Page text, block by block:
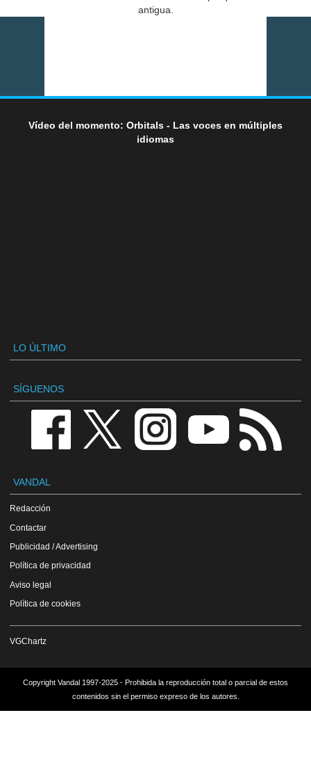
antigua.
Vídeo del momento: Orbitals - Las voces en múltiples
idiomas
LO ÚLTIMO
SÍGUENOS
VANDAL
Redacción
Contactar
Publicidad / Advertising
Política de privacidad
Aviso legal
Política de cookies
VGChartz
Copyright Vandal 1997-2025 - Prohibida la reproducción total o parcial de estos
contenidos sin el permiso expreso de los autores.